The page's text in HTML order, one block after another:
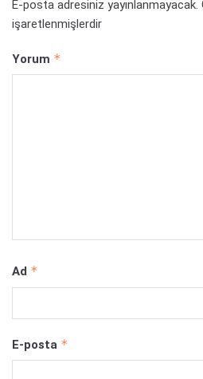
E-posta adresiniz yayınlanmayacak.
işaretlenmişlerdir
Yorum *
Ad *
E-posta *